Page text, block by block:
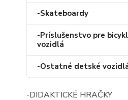
-Skateboardy
-Príslušenstvo pre
vozidlá
-Ostatné detské
-DIDAKTICKÉ HRAČKY